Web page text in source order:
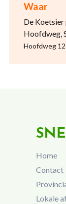
Waar
De
Hoofdweg,
Hoofdweg
Home
Contact
Lokale